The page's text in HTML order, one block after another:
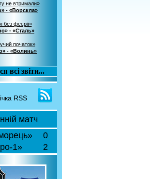
не втримали»
- «Ворскла»
без феєрії»
- «Сталь»
початок»
- «Волинь»
всі звіти...
RSS
матч
0
1»
2